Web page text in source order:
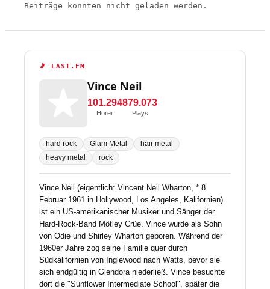
Beiträge konnten nicht geladen werden.
🎵 LAST.FM
Vince Neil
101.294
Hörer
879.073
Plays
hard rock Glam Metal
hair metal
heavy metal
rock
Vince Neil (eigentlich: Vincent Neil Wharton, * 8.
Februar 1961 in Hollywood, Los Angeles, Kalifornien)
ist ein US-amerikanischer Musiker und Sänger der
Hard-Rock-Band Mötley Crüe. Vince wurde als Sohn
von Odie und Shirley Wharton geboren. Während der
1960er Jahre zog seine Familie quer durch
Südkalifornien von Inglewood nach Watts, bevor sie
sich endgültig in Glendora niederließ. Vince besuchte
dort die "Sunflower Intermediate School", später die